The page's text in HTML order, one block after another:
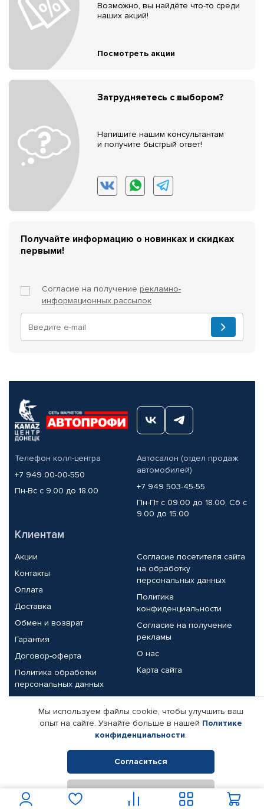
Возможно, вы найдёте что-то среди
наших акций!
Посмотреть акции
Затрудняетесь с выбором?
Напишите нашим консультантам
и получите быстрый ответ!
Получайте информацию о новинках и скидках
первыми!
Согласие на получение рекламно-
информационных рассылок
Телефон колл-центра
+7 949 00-00-550
Пн-Вс с 9.00 до 18.00
Автосалон (отдел продаж
автомобилей)
+7 949 503-45-55
Пн-Пт с 09.00 до 18.00, Сб с
9.00 до 15.00
Клиентам
Акции
Контакты
Оплата
Доставка
Обмен и возврат
Гарантия
Договор-оферта
Политика обработки
персональных данных
Согласие посетителя сайта
на обработку
персональных данных
Политика
конфиденциальности
Согласие на получение
рекламы
О нас
Карта сайта
Партнерам
Корпоративным клиентам
Поставщикам
Реквизиты компании
© КАМАЗ ЦЕНТР ДОНЕЦК, 2015-2026. Все права защищены.
Интернет-магазин автомобильных товаров Автопрофи.
Мы используем файлы cookie, чтобы улучшить ваш
опыт на сайте. Узнайте больше в нашей Политике
конфиденциальности.
Согласиться
Отклонить